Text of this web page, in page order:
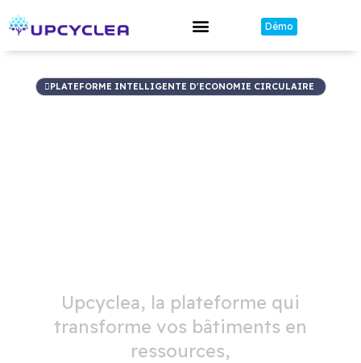
Démo
PLATEFORME INTELLIGENTE D'ECONOMIE CIRCULAIRE
Upcyclea, la plateforme qui
transforme vos bâtiments en
ressources,